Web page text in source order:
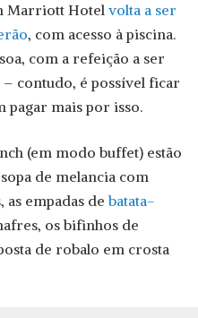
Marriott Hotel volta a ser
, com acesso à piscina.
com a refeição a ser
– contudo, é possível ficar
pagar mais por isso.
(em modo buffet) estão
de melancia com
as empadas debatata-
os bifinhos de
de robalo em crosta